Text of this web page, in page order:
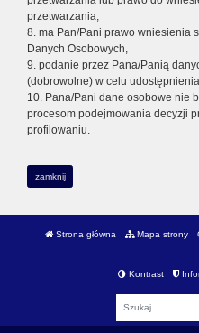
przetwarzania,
8. ma Pan/Pani prawo wniesienia
Danych Osobowych,
9. podanie przez Pana/Panią
(dobrowolne) w celu
10. Pana/Pani dane osobowe nie
procesom podejmowania decyzji
profilowaniu.
zamknij
Strona główna Mapa strony
Kontrast